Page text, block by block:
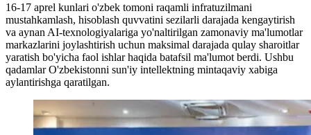
16-17 aprel kunlari o'zbek tomoni raqamli infratuzilmani
mustahkamlash, hisoblash quvvatini sezilarli darajada kengaytirish
va aynan AI-texnologiyalariga yo'naltirilgan zamonaviy ma'lumotlar
markazlarini joylashtirish uchun maksimal darajada qulay sharoitlar
yaratish bo'yicha faol ishlar haqida batafsil ma'lumot berdi. Ushbu
qadamlar O'zbekistonni sun'iy intellektning mintaqaviy xabiga
aylantirishga qaratilgan.